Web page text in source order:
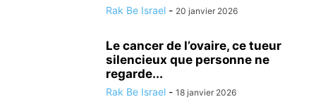
Rak Be Israel - 20 janvier 2026
Le cancer de l’ovaire, ce tueur
silencieux que personne ne
regarde...
Rak Be Israel - 18 janvier 2026